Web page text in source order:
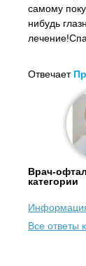
самому
нибудь
Отвечает
Врач-
категории
Все ответы